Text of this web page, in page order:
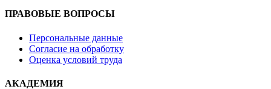
ПРАВОВЫЕ ВОПРОСЫ
Персональные данные
Согласие на обработку
Оценка условий труда
АКАДЕМИЯ